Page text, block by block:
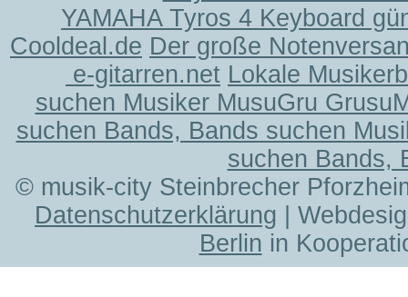
YAMAHA Tyros 4 Keyboard
Cooldeal.de Der große
e-gitarren.net Lokale
suchen Musiker MusuGru
suchen Bands, Bands suchen
suchen Bands,
© musik-city Steinbrecher
Datenschutzerklärung |
Berlin in